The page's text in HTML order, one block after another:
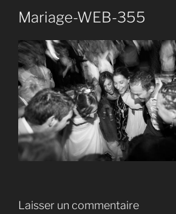
Mariage-WEB-355
Laisser un commentaire